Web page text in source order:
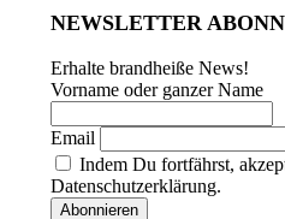
NEWSLETTER
Erhalte brandheiße News!
Vorname oder ganzer Name
Email
Indem Du fortfährst,
Datenschutzerklärung.